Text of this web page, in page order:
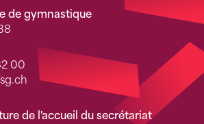
de gymnastique
00
de l'accueil du secrétariat